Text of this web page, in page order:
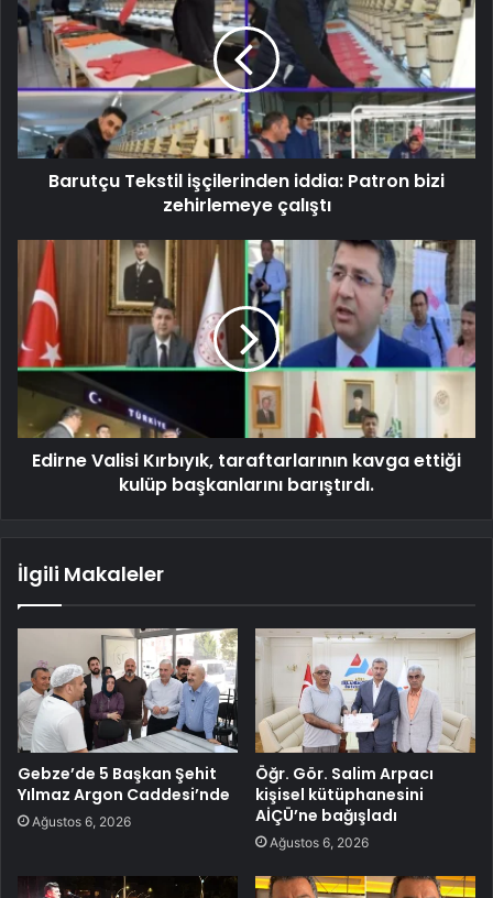
Barutçu Tekstil işçilerinden iddia: Patron bizi
zehirlemeye çalıştı
Edirne Valisi Kırbıyık, taraftarlarının kavga ettiği
kulüp başkanlarını barıştırdı.
İlgili Makaleler
Gebze’de 5 Başkan Şehit
Yılmaz Argon Caddesi’nde
Ağustos 6, 2026
Öğr. Gör. Salim Arpacı
kişisel kütüphanesini
AİÇÜ’ne bağışladı
Ağustos 6, 2026